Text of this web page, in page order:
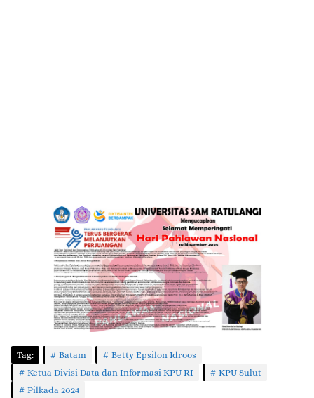
Tag: Batam
Betty Epsilon Idroos
Ketua Divisi Data dan Informasi KPU RI
KPU Sulut
Pilkada 2024